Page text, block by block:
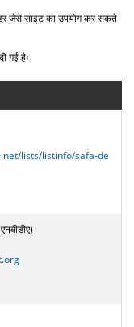
जैसे साइट का उपयोग कर सकते
गई हैः
lists/listinfo/safa-de